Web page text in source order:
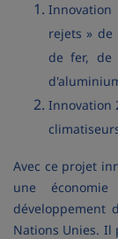
rejets » de
de fer, de
Innovation
Avec ce projet
une
développement
Nations Unies.